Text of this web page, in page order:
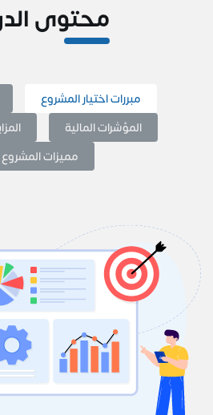
محتوى
مبررات اختيار المشروع
المؤشرات المالية
مميزات المشروع